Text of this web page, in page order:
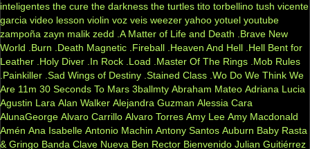
inteligentes the cure the darkness the turtles tito torbellino tush vicente
garcia video lesson violin voz veis weezer yahoo yotuel youtube
zampoña zayn malik zedd .A Matter of Life and Death .Brave New
World .Burn .Death Magnetic .Fireball .Heaven And Hell .Hell Bent for
Leather .Holy Diver .In Rock .Load .Master Of The Rings .Mob Rules
.Painkiller .Sad Wings of Destiny .Stained Class .Wo Do We Think We
Are 11m 30 Seconds To Mars 3ballmty Abraham Mateo Adriana Lucia
Agustin Lara Alan Walker Alejandra Guzman Alessia Cara
AlunaGeorge Alvaro Carrillo Alvaro Torres Amy Lee Amy Macdonald
Amén Ana Isabelle Antonio Machin Antony Santos Auburn Baby Rasta
& Gringo Banda Clave Nueva Ben Rector Bienvenido Julian Guitiérrez